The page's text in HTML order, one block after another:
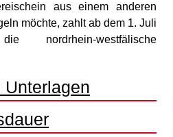
aus einem anderen
möchte, zahlt ab dem 1. Juli
nordrhein-westfälische
Unterlagen